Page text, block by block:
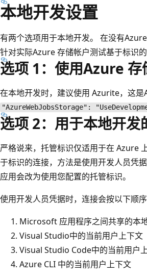
本地开发设置
有两个选项用于本地开发。 在没有
针对实际Azure 存储帐户测试基于标识
选项 1：使用Azure 存
在本地开发时，建议使用 Azurite，这
"AzureWebJobsStorage":
选项 2：用于本地开发
严格说来，托管标识仅适用于在 Azure
于标识的连接，方法是使用开发人员凭
应用会改为使用您配置的托管标识。
使用开发人员凭据时，连接会按以下顺
Microsoft 应用程序之间共享的本
Visual Studio中的当前用户上下文
Visual Studio Code中的当前用户
Azure CLI 中的当前用户上下文